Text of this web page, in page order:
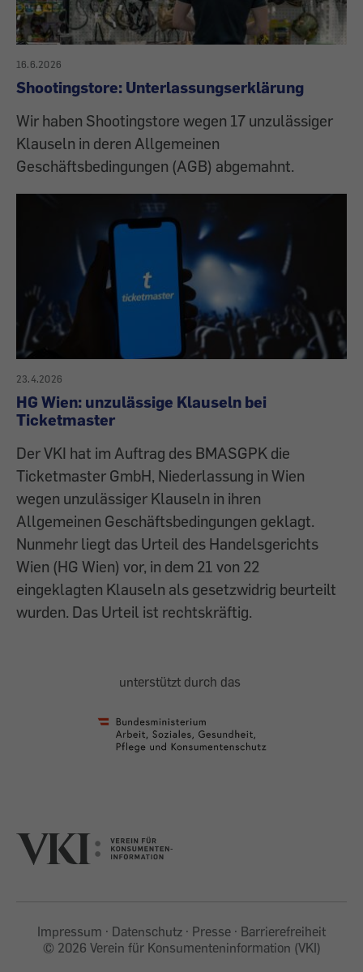
16.6.2026
Shootingstore: Unterlassungserklärung
Wir haben Shootingstore wegen 17 unzulässiger
Klauseln in deren Allgemeinen
Geschäftsbedingungen (AGB) abgemahnt.
23.4.2026
HG Wien: unzulässige Klauseln bei
Ticketmaster
Der VKI hat im Auftrag des BMASGPK die
Ticketmaster GmbH, Niederlassung in Wien
wegen unzulässiger Klauseln in ihren
Allgemeinen Geschäftsbedingungen geklagt.
Nunmehr liegt das Urteil des Handelsgerichts
Wien (HG Wien) vor, in dem 21 von 22
eingeklagten Klauseln als gesetzwidrig beurteilt
wurden. Das Urteil ist rechtskräftig.
unterstützt durch das
Impressum Datenschutz Presse
Barrierefreiheit
© 2026 Verein für Konsumenteninformation (VKI)